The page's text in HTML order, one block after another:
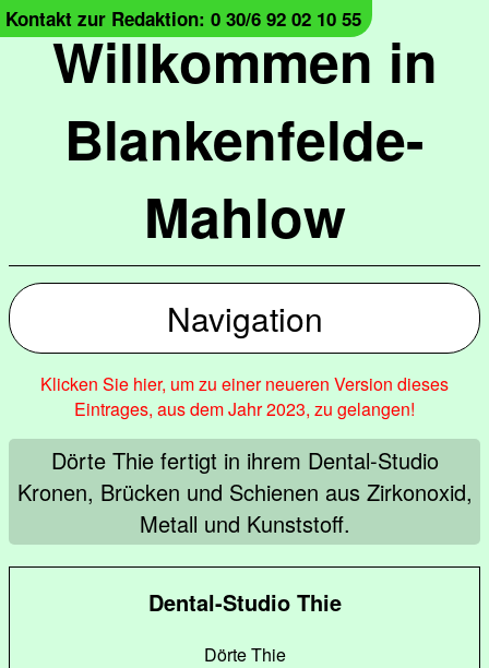
Willkommen in
Blankenfelde-
Mahlow
Kontakt zur Redaktion: 0 30/6 92 02 10 55
Navigation
Klicken Sie hier, um zu einer neueren Version dieses
Eintrages, aus dem Jahr 2023, zu gelangen!
Dörte Thie fertigt in ihrem Dental-Studio
Kronen, Brücken und Schienen aus Zirkonoxid,
Metall und Kunststoff.
Dental-Studio Thie
Dörte Thie